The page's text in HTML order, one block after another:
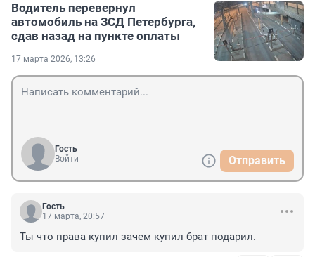
Водитель перевернул
автомобиль на ЗСД Петербурга,
сдав назад на пункте оплаты
17 марта 2026, 13:26
Гость
Войти
Отправить
Гость
17 марта, 20:57
Ты что права купил зачем купил брат подарил.